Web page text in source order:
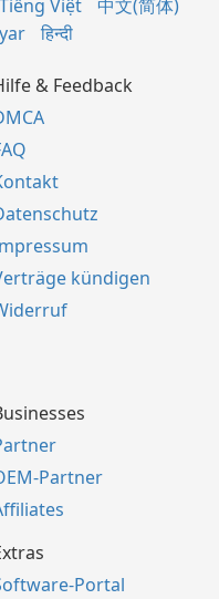
Tiếng Việt
中文(简体)
हिन्दी
& Feedback
kündigen
Partner
Portal